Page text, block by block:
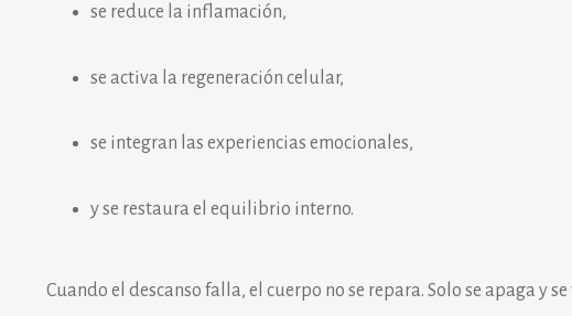
se reduce la inflamación,
se activa la regeneración celular,
se integran las experiencias emocionales,
y se restaura el equilibrio interno.
Cuando el descanso falla, el cuerpo no se repara. Solo se apaga y se